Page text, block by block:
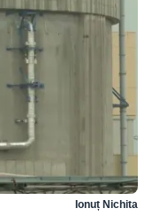
Ionuț Nichita